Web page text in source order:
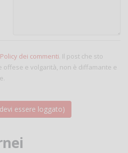
Policy dei commenti . Il post che sto
offese e volgarità, non è diffamante e